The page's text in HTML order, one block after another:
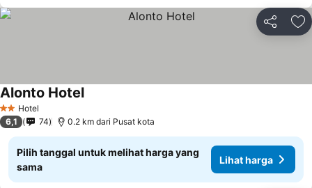
Bagikan
2 Bintang
Hotel
Alonto HotelLihat harga
6,1 74 0.2 km dari Pusat kota
Pilih tanggal untuk melihat harga yang
sama
Lihat harga